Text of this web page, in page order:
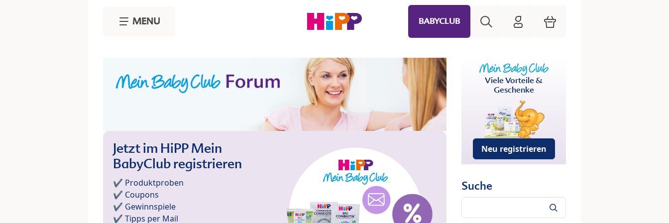
MENU BABYCLUB HiPP Mein Babyclub
Warenkorb
Jetzt im HiPP Mein
BabyClub registrieren
✔️ Produktproben
✔️ Coupons
✔️ Gewinnspiele
✔️ Tipps per Mail
Viele Vorteile &
Geschenke
Neu registrieren
Suche